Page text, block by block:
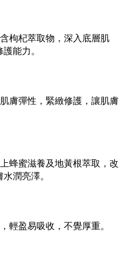
枸杞萃取物，深入底層肌
能力。
膚彈性，緊緻修護，讓肌膚
蜂蜜滋養及地黃根萃取，改
潤亮澤。
輕盈易吸收，不覺厚重。